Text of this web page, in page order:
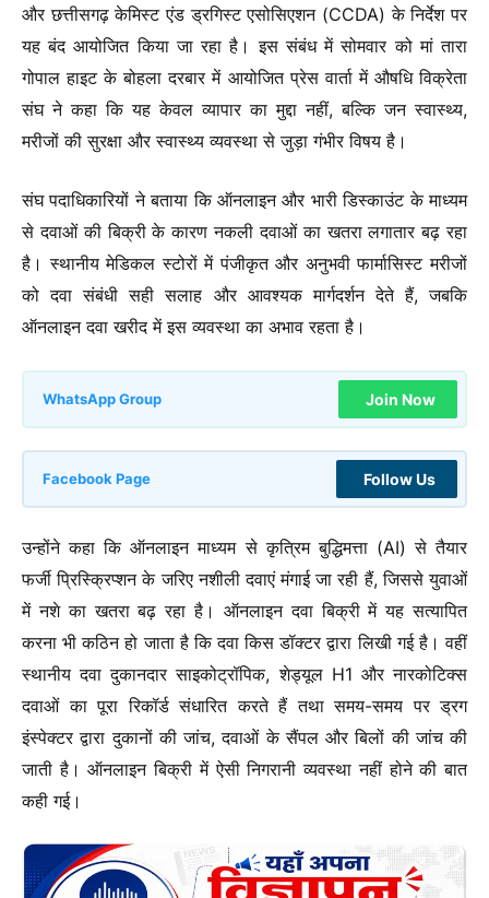
और छत्तीसगढ़ केमिस्ट एंड ड्रगिस्ट एसोसिएशन (CCDA) के निर्देश पर
यह बंद आयोजित किया जा रहा है। इस संबंध में सोमवार को मां तारा
गोपाल हाइट के बोहला दरबार में आयोजित प्रेस वार्ता में औषधि विक्रेता
संघ ने कहा कि यह केवल व्यापार का मुद्दा नहीं, बल्कि जन स्वास्थ्य,
मरीजों की सुरक्षा और स्वास्थ्य व्यवस्था से जुड़ा गंभीर विषय है।
संघ पदाधिकारियों ने बताया कि ऑनलाइन और भारी डिस्काउंट के माध्यम
से दवाओं की बिक्री के कारण नकली दवाओं का खतरा लगातार बढ़ रहा
है। स्थानीय मेडिकल स्टोरों में पंजीकृत और अनुभवी फार्मासिस्ट मरीजों
को दवा संबंधी सही सलाह और आवश्यक मार्गदर्शन देते हैं, जबकि
ऑनलाइन दवा खरीद में इस व्यवस्था का अभाव रहता है।
WhatsApp Group Join Now
Facebook Page Follow Us
उन्होंने कहा कि ऑनलाइन माध्यम से कृत्रिम बुद्धिमत्ता (AI) से तैयार
फर्जी प्रिस्क्रिप्शन के जरिए नशीली दवाएं मंगाई जा रही हैं, जिससे युवाओं
में नशे का खतरा बढ़ रहा है। ऑनलाइन दवा बिक्री में यह सत्यापित
करना भी कठिन हो जाता है कि दवा किस डॉक्टर द्वारा लिखी गई है। वहीं
स्थानीय दवा दुकानदार साइकोट्रॉपिक, शेड्यूल H1 और नारकोटिक्स
दवाओं का पूरा रिकॉर्ड संधारित करते हैं तथा समय-समय पर ड्रग
इंस्पेक्टर द्वारा दुकानों की जांच, दवाओं के सैंपल और बिलों की जांच की
जाती है। ऑनलाइन बिक्री में ऐसी निगरानी व्यवस्था नहीं होने की बात
कही गई।